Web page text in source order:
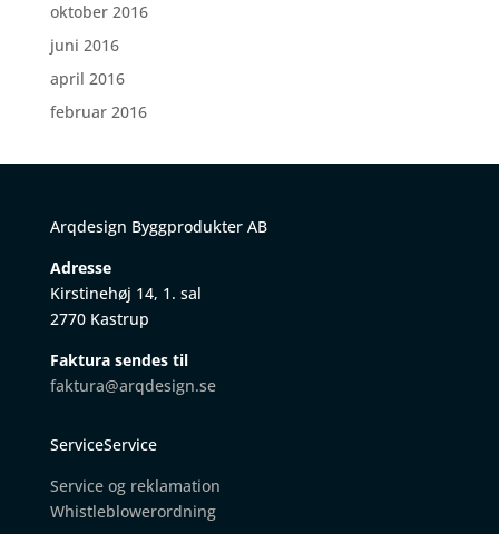
oktober 2016
juni 2016
april 2016
februar 2016
Arqdesign Byggprodukter AB
Adresse
Kirstinehøj 14, 1. sal
2770 Kastrup
Faktura sendes til
faktura@arqdesign.se
ServiceService
Service og reklamation
Whistleblowerordning